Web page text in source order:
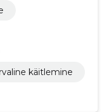
käitlemine